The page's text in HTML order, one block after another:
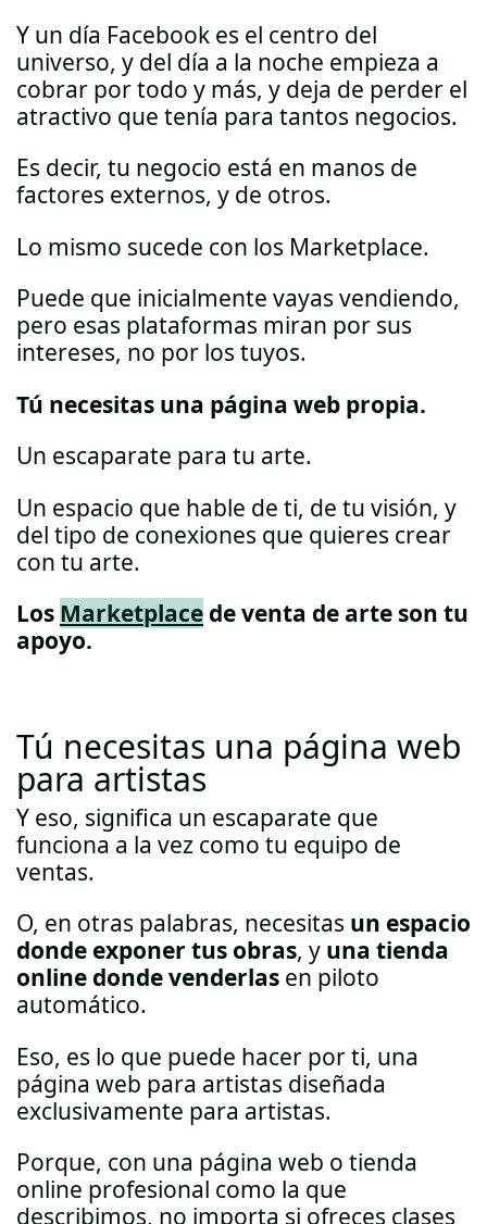
Y un día Facebook es el centro del
universo, y del día a la noche empieza a
cobrar por todo y más, y deja de perder el
atractivo que tenía para tantos negocios.
Es decir, tu negocio está en manos de
factores externos, y de otros.
Lo mismo sucede con los Marketplace.
Puede que inicialmente vayas vendiendo,
pero esas plataformas miran por sus
intereses, no por los tuyos.
Tú necesitas una página web propia.
Un escaparate para tu arte.
Un espacio que hable de ti, de tu visión, y
del tipo de conexiones que quieres crear
con tu arte.
Los Marketplace de venta de arte son tu
apoyo.
Tú necesitas una página web
para artistas
Y eso, significa un escaparate que
funciona a la vez como tu equipo de
ventas.
O, en otras palabras, necesitas un espacio
donde exponer tus obras, y una tienda
online donde venderlas en piloto
automático.
Eso, es lo que puede hacer por ti, una
página web para artistas diseñada
exclusivamente para artistas.
Porque, con una página web o tienda
online profesional como la que
describimos, no importa si ofreces clases